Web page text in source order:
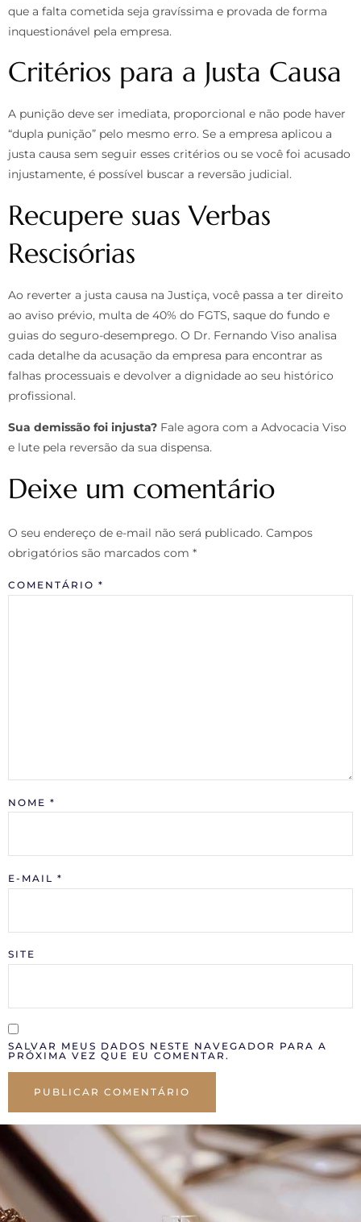
que a falta cometida seja gravíssima e provada de forma
inquestionável pela empresa.
Critérios para a Justa Causa
A punição deve ser imediata, proporcional e não pode haver
“dupla punição” pelo mesmo erro. Se a empresa aplicou a
justa causa sem seguir esses critérios ou se você foi acusado
injustamente, é possível buscar a reversão judicial.
Recupere suas Verbas
Rescisórias
Ao reverter a justa causa na Justiça, você passa a ter direito
ao aviso prévio, multa de 40% do FGTS, saque do fundo e
guias do seguro-desemprego. O Dr. Fernando Viso analisa
cada detalhe da acusação da empresa para encontrar as
falhas processuais e devolver a dignidade ao seu histórico
profissional.
Sua demissão foi injusta? Fale agora com a Advocacia Viso
e lute pela reversão da sua dispensa.
Deixe um comentário
O seu endereço de e-mail não será publicado. Campos
obrigatórios são marcados com *
COMENTÁRIO *
NOME *
E-MAIL *
SITE
SALVAR MEUS DADOS NESTE NAVEGADOR PARA A
PRÓXIMA VEZ QUE EU COMENTAR.